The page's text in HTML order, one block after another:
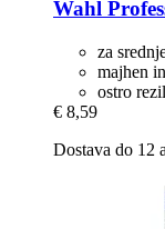
Wahl
za
majhen
ostro
€ 8,59
Dostava do 12